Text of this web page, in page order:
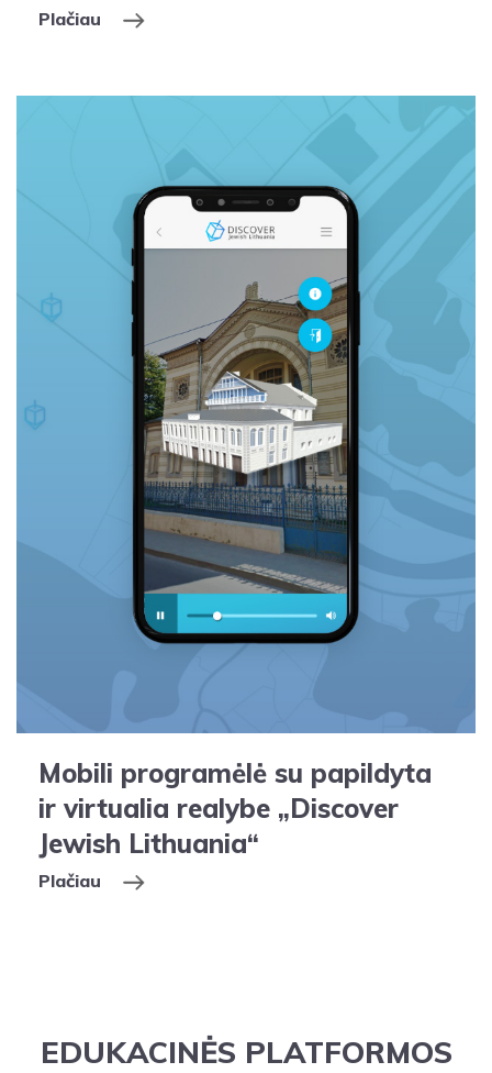
Plačiau
Mobili programėlė su papildyta
ir virtualia realybe „Discover
Jewish Lithuania“
Plačiau
EDUKACINĖS PLATFORMOS